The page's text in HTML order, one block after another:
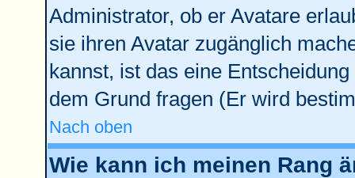
Administrator, ob er Avatare
sie ihren Avatar zugänglich
kannst, ist das eine
dem Grund fragen (Er wird
Nach oben
Wie kann ich meinen Rang